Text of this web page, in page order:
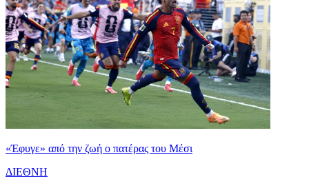
«Έφυγε» από την ζωή ο πατέρας του Μέσι
ΔΙΕΘΝΗ